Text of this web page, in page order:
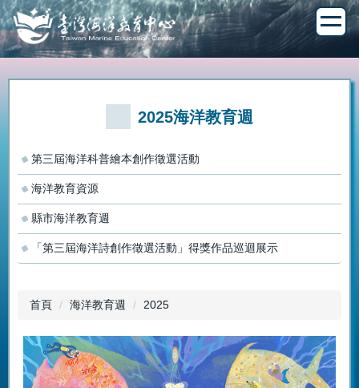
跳
到
主
要
內
2025海洋教育週
第三屆海洋科普繪本創作徵選活動
海洋教育資源
縣市海洋教育週
「第三屆海洋詩創作徵選活動」得獎作品巡迴展示
首頁 海洋教育週 2025